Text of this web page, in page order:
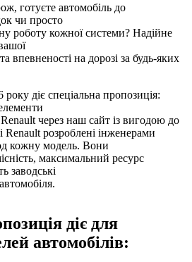
готуєте автомобіль до
чи просто
роботу кожної системи? Надійне
впевненості на дорозі за будь-яких
діє спеціальна пропозиція:
через наш сайт із вигодою до
Renault розроблені інженерами
кожну модель. Вони
максимальний ресурс
заводські
діє для
автомобілів: